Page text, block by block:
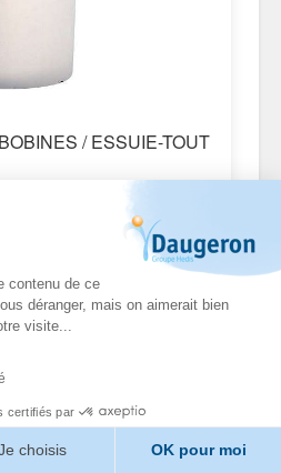
contenu de ce
déranger, mais on aimerait bien
visite...
certifiés par
choisis OK pour moi
/ ESSUIE-TOUT